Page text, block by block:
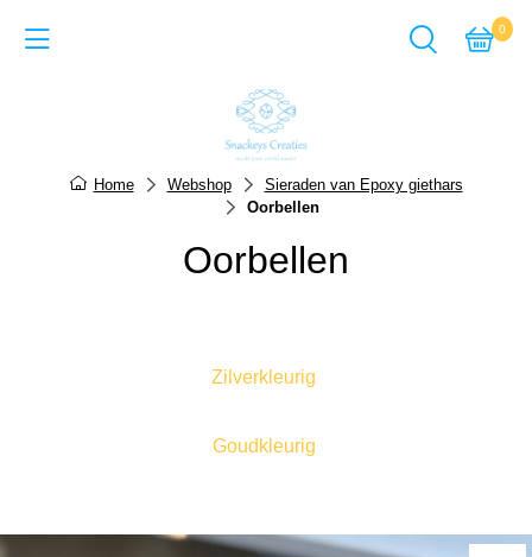
0
Items van Epoxy
Home Webshop
Sieraden van Epoxy giethars
Oorbellen
Oorbellen
Zilverkleurig
Goudkleurig